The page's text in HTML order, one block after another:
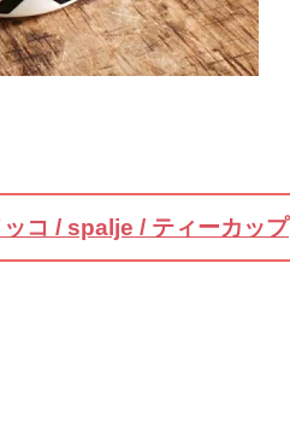
コ / spalje / ティーカップ